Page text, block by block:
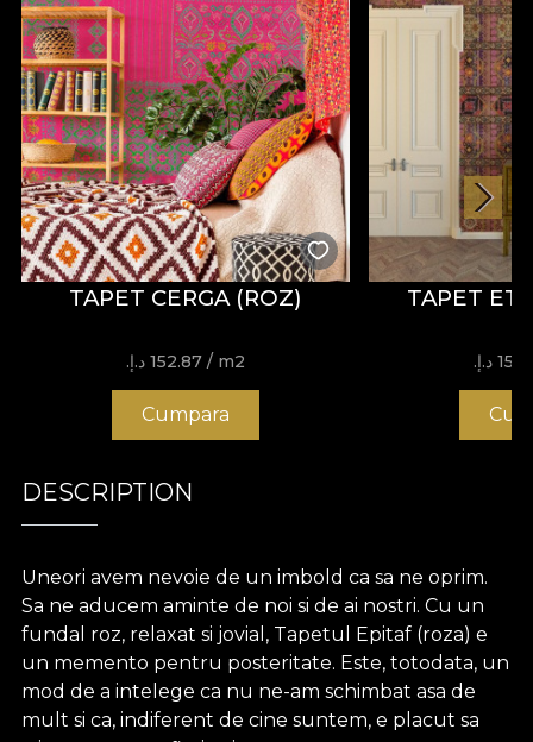
TAPET CERGA (ROZ)
152.87 د.إ.‏ / m2
Cumpara
TAPET
د.إ.‏
DESCRIPTION
Uneori avem nevoie de un imbold ca sa ne oprim.
Sa ne aducem aminte de noi si de ai nostri. Cu un
fundal roz, relaxat si jovial, Tapetul Epitaf (roza) e
un memento pentru posteritate. Este, totodata, un
mod de a intelege ca nu ne-am schimbat asa de
mult si ca, indiferent de cine suntem, e placut sa